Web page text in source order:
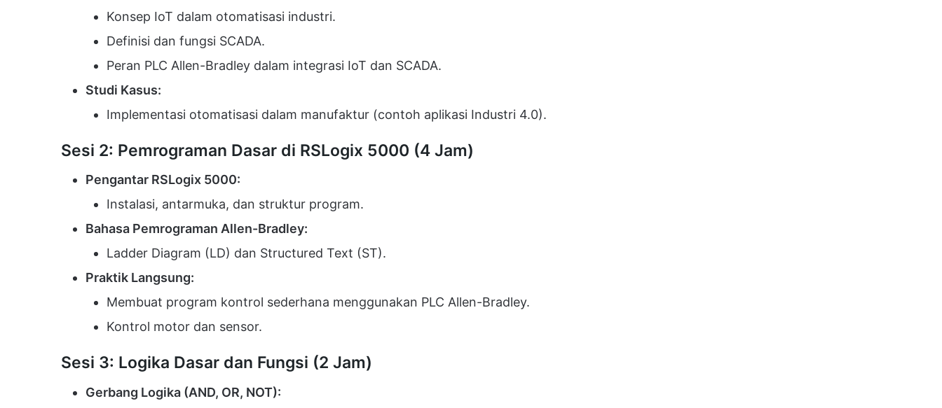
Konsep IoT dalam otomatisasi industri.
Definisi dan fungsi SCADA.
Peran PLC Allen-Bradley dalam integrasi IoT dan SCADA.
Studi Kasus:
Implementasi otomatisasi dalam manufaktur (contoh aplikasi Industri 4.0).
Sesi 2: Pemrograman Dasar di RSLogix 5000 (4 Jam)
Pengantar RSLogix 5000:
Instalasi, antarmuka, dan struktur program.
Bahasa Pemrograman Allen-Bradley:
Ladder Diagram (LD) dan Structured Text (ST).
Praktik Langsung:
Membuat program kontrol sederhana menggunakan PLC Allen-Bradley.
Kontrol motor dan sensor.
Sesi 3: Logika Dasar dan Fungsi (2 Jam)
Gerbang Logika (AND, OR, NOT):